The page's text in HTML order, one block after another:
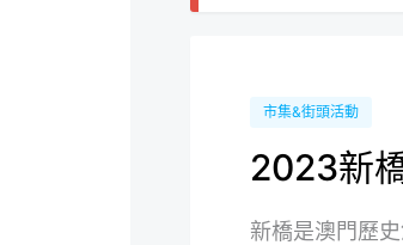
市集&街頭活動
2023新
新橋是澳門歷